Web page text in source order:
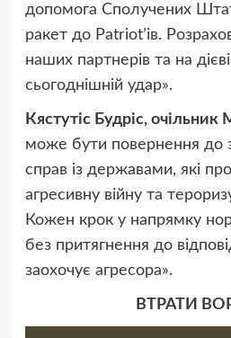
допомога Сполучених
ракет до Patriotʼів.
наших партнерів та на дієві
сьогоднішній удар».
Кястутіс Будріс,
може бути повернення до
справ із державами, які
агресивну війну та
Кожен крок у напрямку
без притягнення до
заохочує агресора».
ВТРАТИ